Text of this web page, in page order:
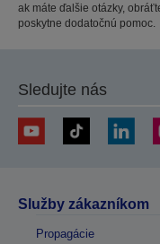
ak máte ďalšie otázky,
poskytne dodatočnú pomoc.
Sledujte nás
Služby zákazníkom
Propagácie